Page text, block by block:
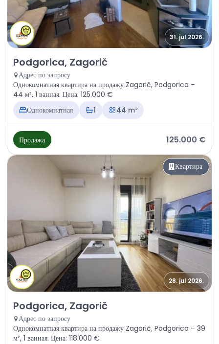
31. jul 2026.
Продажа - Квартира Podgorica, Zagorič
Podgorica, Zagorič
Адрес по запросу
Однокомнатная квартира на продажу Zagorič, Podgorica –
44 м², 1 ванная. Цена: 125.000 €
Однокомнатная
1 44 m²
Продажа 125.000 €
Квартира
28. jul 2026.
Продажа - Квартира Podgorica, Zagorič
Podgorica, Zagorič
Адрес по запросу
Однокомнатная квартира на продажу Zagorič, Podgorica – 39
м², 1 ванная. Цена: 118.000 €